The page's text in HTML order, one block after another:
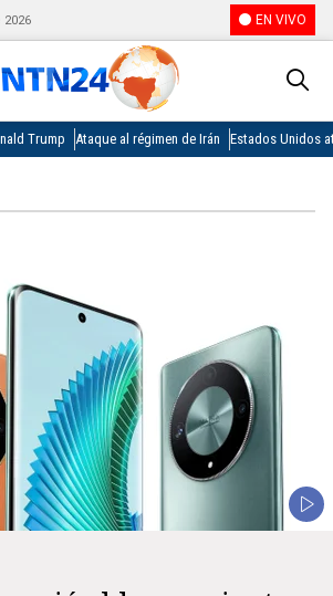
EN VIVO
Trump Ataque al régimen de Irán Estados Unidos